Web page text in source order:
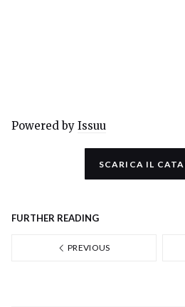
Powered by Issuu
SCARICA IL
FURTHER READING
PREVIOUS